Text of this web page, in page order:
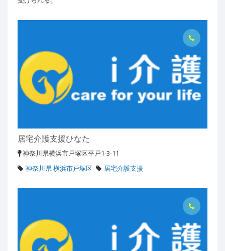
居宅介護支援ひなた
神奈川県横浜市戸塚区平戸1-3-11
神奈川県 横浜市戸塚区
居宅介護支援